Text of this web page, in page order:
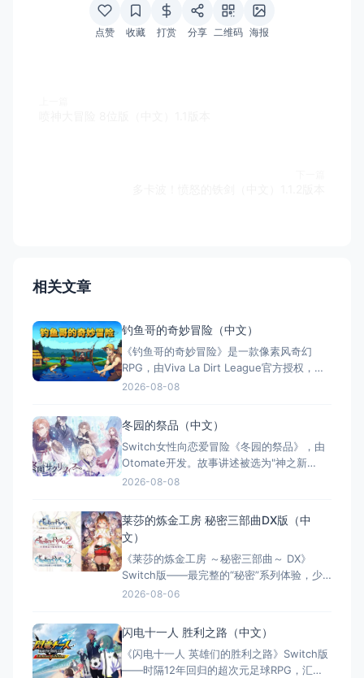
点赞 收藏 打赏 分享 二维码 海报
相关文章
钓鱼哥的奇妙冒险（中文）
《钓鱼哥的奇妙冒险》是一款像素风奇幻
RPG，由Viva La Dirt League官方授权，将
钓鱼与战斗深度结合。玩家扮演只会钓鱼的
级、幽默叙事及钓鱼图鉴收集。全区中文支
持，Switch版同步发售。
2026-08-08
冬园的祭品（中文）
Switch女性向恋爱冒险《冬园的祭品》，由
Otomate开发。故事讲述被选为"神之新
娘"的少女莱蒂西亚，在冰雪封冻的奇幻世界
验，精美手绘画风与豪华声优阵容，30小时
沉浸式剧情。繁体中文版登陆Switch。
2026-08-08
莱莎的炼金工房 秘密三部曲DX版（中
文）
《莱莎的炼金工房 ～秘密三部曲～ DX》
Switch版——最完整的“秘密”系列体验，少
女与炼金术的夏日成长物语 游戏类型：角色
部曲～ DX（官方简体中文定名） 港台名
称：萊莎的鍊金工房 ～秘密三部曲
2026-08-06
闪电十一人 胜利之路（中文）
《闪电十一人 英雄们的胜利之路》Switch版
——时隔12年回归的超次元足球RPG，汇聚